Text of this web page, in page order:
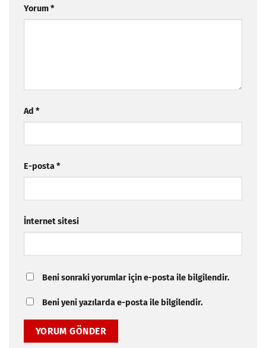
Yorum*
Ad *
E-posta*
İnternet sitesi
Beni sonraki yorumlar için e-posta ile bilgilendir.
Beni yeni yazılarda e-posta ile bilgilendir.